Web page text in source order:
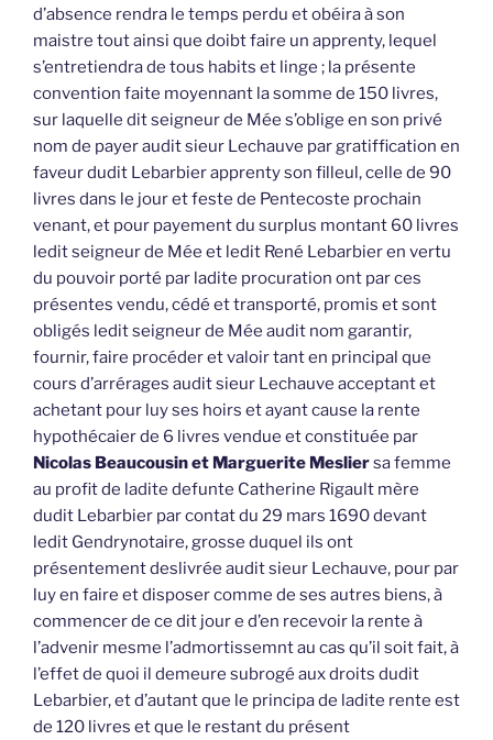
d’absence rendra le temps perdu et obéira à son
maistre tout ainsi que doibt faire un apprenty, lequel
s’entretiendra de tous habits et linge ; la présente
convention faite moyennant la somme de 150 livres,
sur laquelle dit seigneur de Mée s’oblige en son privé
nom de payer audit sieur Lechauve par gratiffication en
faveur dudit Lebarbier apprenty son filleul, celle de 90
livres dans le jour et feste de Pentecoste prochain
venant, et pour payement du surplus montant 60 livres
ledit seigneur de Mée et ledit René Lebarbier en vertu
du pouvoir porté par ladite procuration ont par ces
présentes vendu, cédé et transporté, promis et sont
obligés ledit seigneur de Mée audit nom garantir,
fournir, faire procéder et valoir tant en principal que
cours d’arrérages audit sieur Lechauve acceptant et
achetant pour luy ses hoirs et ayant cause la rente
hypothécaier de 6 livres vendue et constituée par
Nicolas Beaucousin et Marguerite Mesliersa femme
au profit de ladite defunte Catherine Rigault mère
dudit Lebarbier par contat du 29 mars 1690 devant
ledit Gendrynotaire, grosse duquel ils ont
présentement deslivrée audit sieur Lechauve, pour par
luy en faire et disposer comme de ses autres biens, à
commencer de ce dit jour e d’en recevoir la rente à
l’advenir mesme l’admortissemnt au cas qu’il soit fait, à
l’effet de quoi il demeure subrogé aux droits dudit
Lebarbier, et d’autant que le principa de ladite rente est
de 120 livres et que le restant du présent